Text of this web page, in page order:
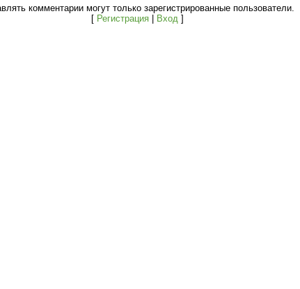
комментарии могут только зарегистрированные пользователи.
[ Регистрация Вход ]